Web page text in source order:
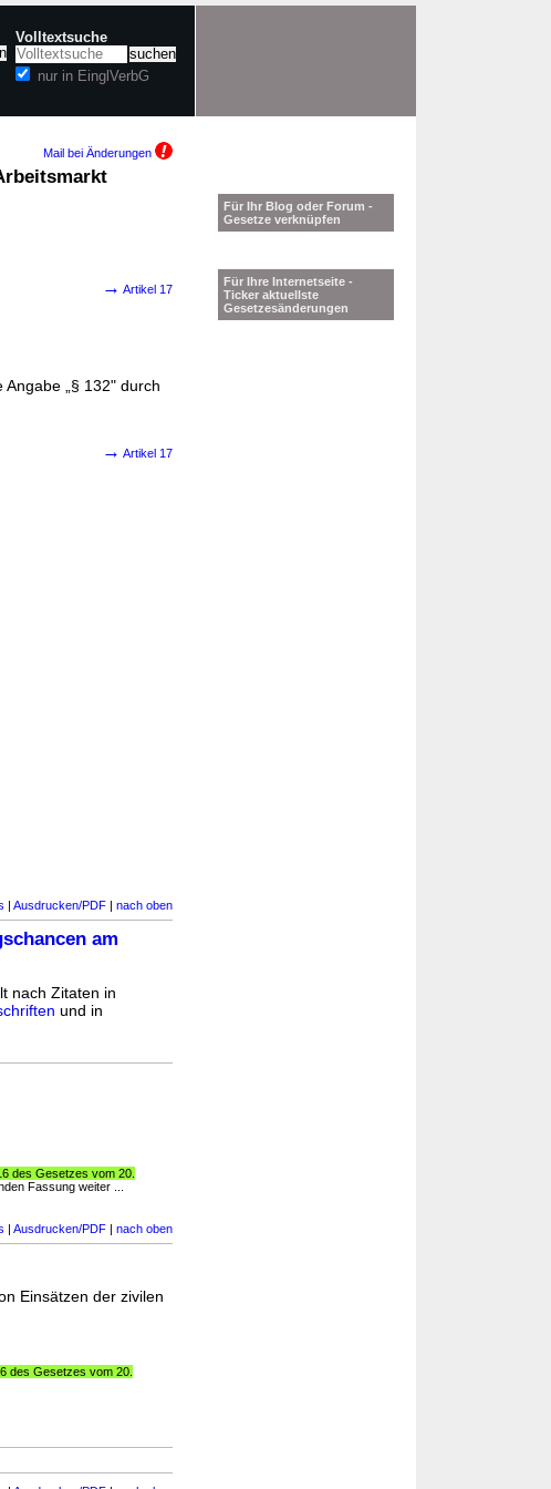
Volltextsuche
nur in EinglVerbG
Mail bei Änderungen
→ Artikel 17
Angabe „§ 132" durch
→ Artikel 17
| Ausdrucken/PDF | nach oben
am
nach Zitaten in
und in
des Gesetzes vom 20.
Fassung weiter ...
| Ausdrucken/PDF | nach oben
Einsätzen der zivilen
des Gesetzes vom 20.
Für Ihr Blog oder Forum -
Gesetze verknüpfen
Für Ihre Internetseite -
Ticker aktuellste
Gesetzesänderungen